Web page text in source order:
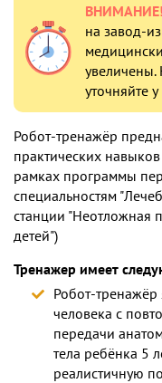
ВНИМАНИЕ!
на завод-
увеличены.
уточняйте
Робот-тренажёр
практических
рамках программы
специальностям
станции "Неотложная
детей")
Тренажер имеет
Робот-тренажёр
человека с
передачи
тела ребёнка 5
реалистичную